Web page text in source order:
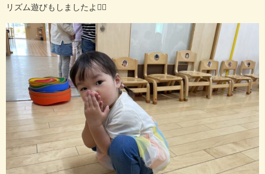
リズム遊びもしましたよ 🙆‍♀️